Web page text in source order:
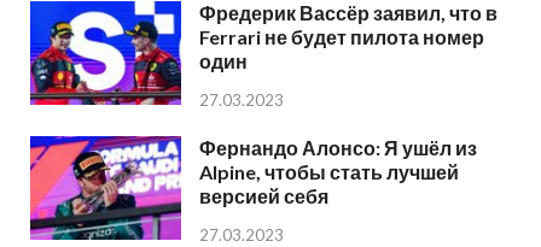
Фредерик Вассёр заявил, что в
Ferrari не будет пилота номер
один
27.03.2023
Фернандо Алонсо: Я ушёл из
Alpine, чтобы стать лучшей
версией себя
27.03.2023